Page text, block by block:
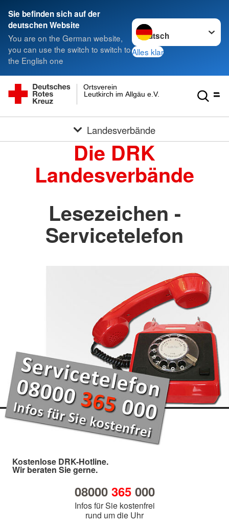
Sie befinden sich auf der
deutschen Website
You are on the German website,
you can use the switch to switch to
the English one
Sprache wechseln zu
Alles klar
Leutkirch im Allgäu e.V.
Ortsverein
Landesverbände
Die DRK
Landesverbände
Lesezeichen -
Servicetelefon
Kostenlose DRK-Hotline.
Wir beraten Sie gerne.
08000 365000
Infos für Sie kostenfrei
rund um die Uhr